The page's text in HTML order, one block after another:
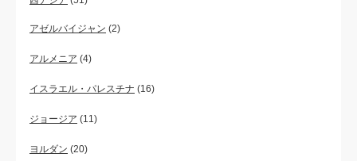
アゼルバイジャン (2)
アルメニア (4)
イスラエル・パレスチナ (16)
ジョージア (11)
ヨルダン (20)